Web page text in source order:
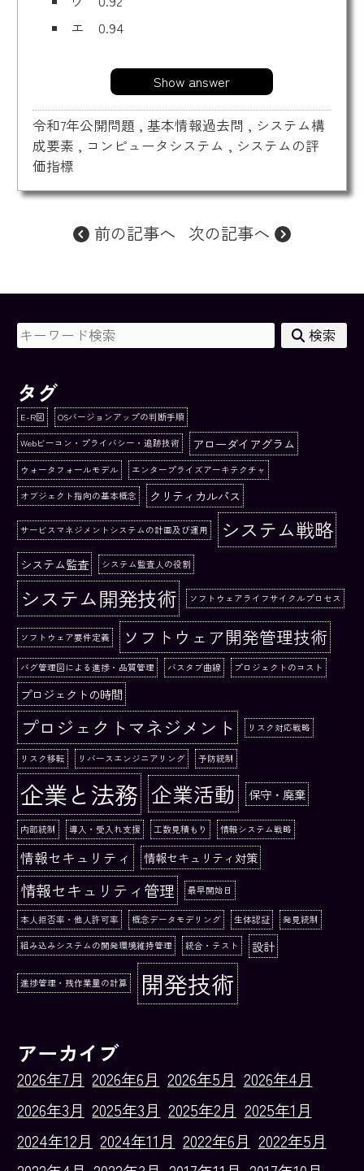
エ 0.94
Show answer
令和7年公開問題 , 基本情報過去問 , システム構
成要素 , コンピュータシステム , システムの評
価指標
前の記事へ 次の記事へ
検索
タグ
E-R図 OSバージョンアップの判断手順
Webビーコン・プライバシー・追跡技術 アローダイアグラム
ウォータフォールモデル エンタープライズアーキテクチャ
オブジェクト指向の基本概念 クリティカルパス
サービスマネジメントシステムの計画及び運用 システム戦略
システム監査 システム監査人の役割
システム開発技術 ソフトウェアライフサイクルプロセス
ソフトウェア要件定義 ソフトウェア開発管理技術
バグ管理図による進捗・品質管理 バスタブ曲線 プロジェクトのコスト
プロジェクトの時間
プロジェクトマネジメント リスク対応戦略
リスク移転 リバースエンジニアリング 予防統制
企業と法務 企業活動 保守・廃棄
内部統制 導入・受入れ支援 工数見積もり 情報システム戦略
情報セキュリティ 情報セキュリティ対策
情報セキュリティ管理 最早開始日
本人拒否率・他人許可率 概念データモデリング 生体認証 発見統制
組み込みシステムの開発環境維持管理 統合・テスト 設計
進捗管理・残作業量の計算 開発技術
アーカイブ
2026年7月 2026年6月 2026年5月 2026年4月
2026年3月 2025年3月 2025年2月 2025年1月
2024年12月 2024年11月 2022年6月 2022年5月